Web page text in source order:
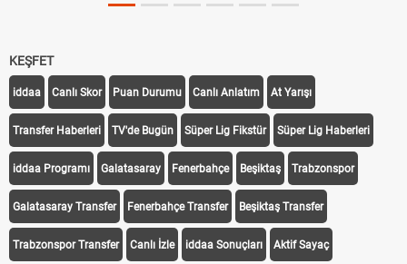
KEŞFET
iddaa Canlı Skor Puan Durumu Canlı Anlatım At Yarışı
Transfer Haberleri TV'de Bugün Süper Lig Fikstür Süper Lig Haberleri
iddaa Programı Galatasaray Fenerbahçe Beşiktaş Trabzonspor
Galatasaray Transfer Fenerbahçe Transfer Beşiktaş Transfer
Trabzonspor Transfer Canlı İzle iddaa Sonuçları Aktif Sayaç